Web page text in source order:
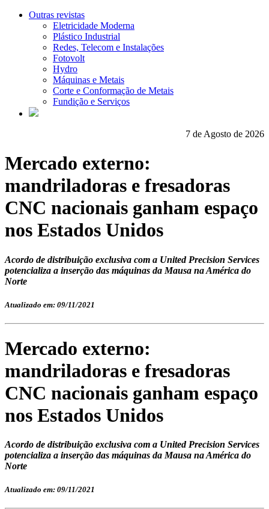
Outras revistas
Eletricidade Moderna
Plástico Industrial
Redes, Telecom e Instalações
Fotovolt
Hydro
Máquinas e Metais
Corte e Conformação de Metais
Fundição e Serviços
7 de Agosto de 2026
Mercado externo:
mandriladoras e fresadoras
CNC nacionais ganham espaço
nos Estados Unidos
Acordo de distribuição exclusiva com a United Precision Services
potencializa a inserção das máquinas da Mausa na América do
Norte
Atualizado em: 09/11/2021
Mercado externo:
mandriladoras e fresadoras
CNC nacionais ganham espaço
nos Estados Unidos
Acordo de distribuição exclusiva com a United Precision Services
potencializa a inserção das máquinas da Mausa na América do
Norte
Atualizado em: 09/11/2021